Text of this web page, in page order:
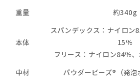
重量 約340g
本体
スパンデックス：ナイロン
15％
フリース：ナイロン84％
中材
パウダービーズ®（発泡